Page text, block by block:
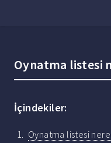
Oynatma listesi
İçindekiler:
Oynatma listesi